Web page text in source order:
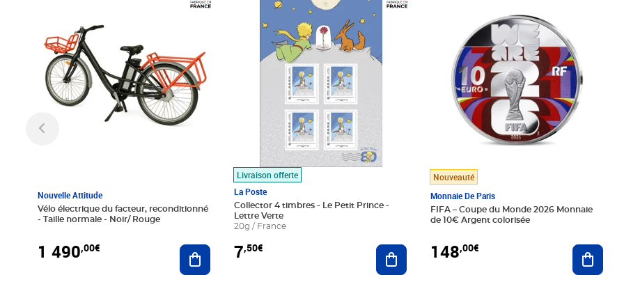
Nouvelle Attitude
Vélo électrique du facteur, reconditionné
- Taille normale - Noir/ Rouge
1 490,00€ Ajouter au panier
Livraison offerte
La Poste
Collector 4 timbres - Le Petit Prince -
Lettre Verte
20g / France
7,50€ Ajouter au panier
Nouveauté
Monnaie De Paris
FIFA – Coupe du Monde 2026 Monnaie
de 10€ Argent colorisée
148,00€